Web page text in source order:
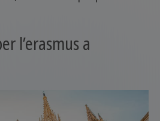
l’erasmus a